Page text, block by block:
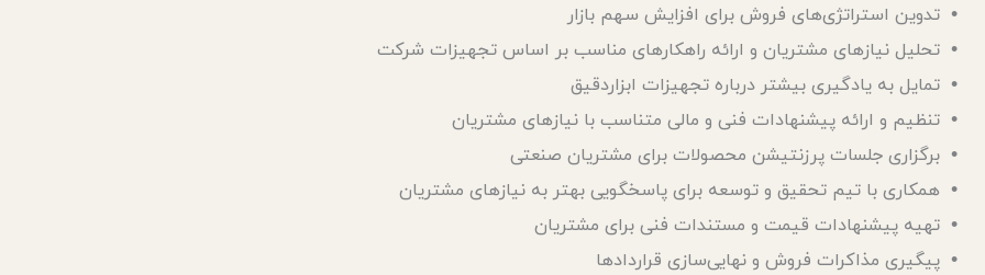
• تدوین استراتژی‌های فروش برای افزایش سهم بازار
• تحلیل نیازهای مشتریان و ارائه راهکارهای مناسب بر اساس تجهیزات شرکت
• تمایل به یادگیری بیشتر درباره تجهیزات ابزاردقیق
• تنظیم و ارائه پیشنهادات فنی و مالی متناسب با نیازهای مشتریان
• برگزاری جلسات پرزنتیشن محصولات برای مشتریان صنعتی
• همکاری با تیم تحقیق و توسعه برای پاسخگویی بهتر به نیازهای مشتریان
• تهیه پیشنهادات قیمت و مستندات فنی برای مشتریان
• پیگیری مذاکرات فروش و نهایی‌سازی قراردادها